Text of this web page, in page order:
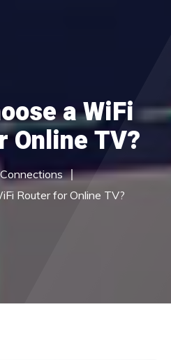
Us
Services
a WiFi
Online TV?
Connections
Router for Online TV?